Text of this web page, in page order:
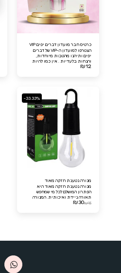
כרטיס חבר מועדון דברים יפים VIP
הצטרפו למועדון ה-VIP של דברים
יפים ותיהנו מהטבות מיוחדות,
והנחות בלעדיות . אין כמו להיות
חבר מועדון דברים יפים VIP!
₪12
-33.33%
מנורה נטענת חזקה מאוד
מנורה נטענת חזקה מאוד היא
הפתרון המושלם לכל מי שמחפש
תאורה ניידת ואיכותית. המנורה
נטענת במהירות ומספקת עוצמת
₪45
₪30